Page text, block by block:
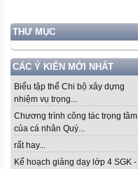
THƯ MỤC
CÁC Ý KIẾN MỚI NHẤT
Biểu tập thể Chi bộ xây dựng
nhiệm vụ trọng...
Chương trình công tác trọng tâm
của cá nhân Quý...
rất hay...
Kế hoạch giảng dạy lớp 4 SGK -